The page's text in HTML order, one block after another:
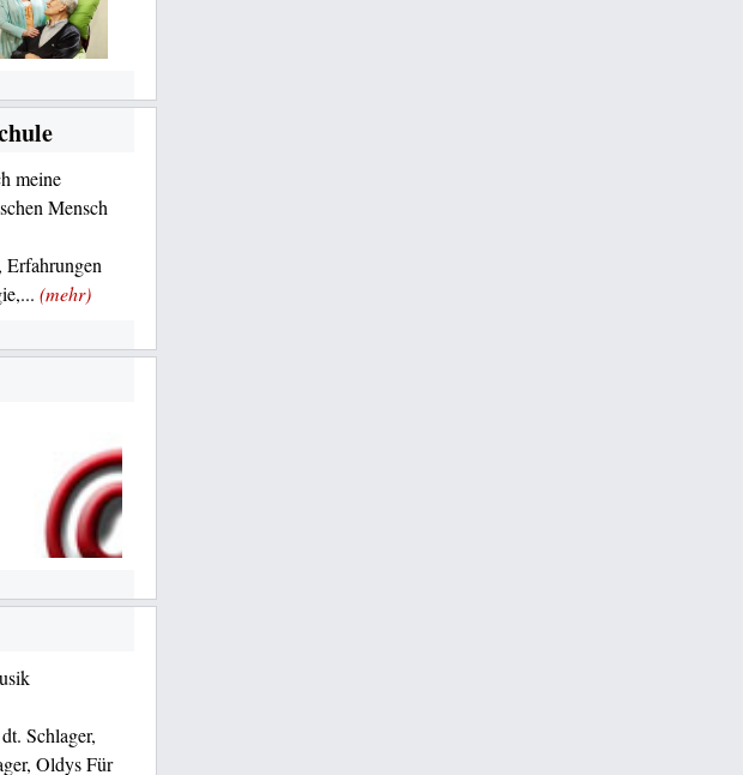
meine
Mensch
Erfahrungen
(mehr)
Schlager,
Oldys Für